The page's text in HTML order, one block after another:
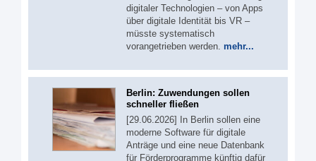
digitaler Technologien – von Apps
über digitale Identität bis VR –
müsste systematisch
vorangetrieben werden. mehr...
Berlin: Zuwendungen sollen
schneller fließen
[29.06.2026] In Berlin sollen eine
moderne Software für digitale
Anträge und eine neue Datenbank
für Förderprogramme künftig dafür